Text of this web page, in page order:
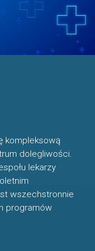
kompleksową
dolegliwości.
lekarzy
wszechstronnie
programów